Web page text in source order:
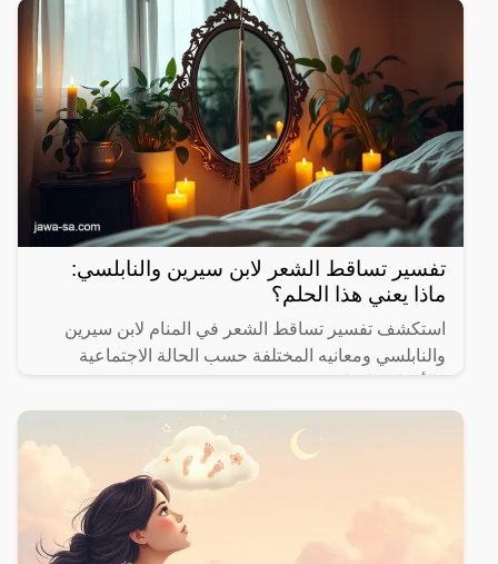
تفسير تساقط الشعر لابن سيرين والنابلسي:
ماذا يعني هذا الحلم؟
استكشف تفسير تساقط الشعر في المنام لابن سيرين
والنابلسي ومعانيه المختلفة حسب الحالة الاجتماعية